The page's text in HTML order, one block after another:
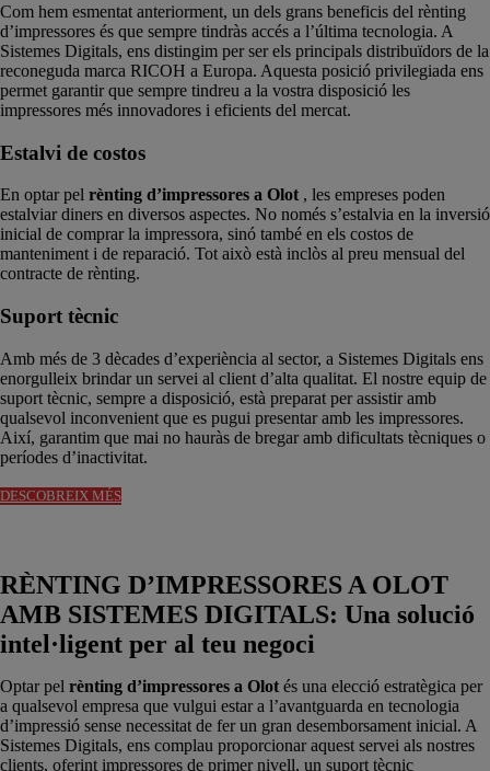
Com hem esmentat anteriorment, un dels grans beneficis del rènting
d’impressores és que sempre tindràs accés a l’última tecnologia. A
Sistemes Digitals, ens distingim per ser els principals distribuïdors de la
reconeguda marca RICOH a Europa. Aquesta posició privilegiada ens
permet garantir que sempre tindreu a la vostra disposició les
impressores més innovadores i eficients del mercat.
Estalvi de costos
En optar pel rènting d’impressores a Olot , les empreses poden
estalviar diners en diversos aspectes. No només s’estalvia en la inversió
inicial de comprar la impressora, sinó també en els costos de
manteniment i de reparació. Tot això està inclòs al preu mensual del
contracte de rènting.
Suport tècnic
Amb més de 3 dècades d’experiència al sector, a Sistemes Digitals ens
enorgulleix brindar un servei al client d’alta qualitat. El nostre equip de
suport tècnic, sempre a disposició, està preparat per assistir amb
qualsevol inconvenient que es pugui presentar amb les impressores.
Així, garantim que mai no hauràs de bregar amb dificultats tècniques o
períodes d’inactivitat.
DESCOBREIX MÉS
RÈNTING D’IMPRESSORES A OLOT
AMB SISTEMES DIGITALS: Una solució
intel·ligent per al teu negoci
Optar pel rènting d’impressores a Olot és una elecció estratègica per
a qualsevol empresa que vulgui estar a l’avantguarda en tecnologia
d’impressió sense necessitat de fer un gran desemborsament inicial. A
Sistemes Digitals, ens complau proporcionar aquest servei als nostres
clients, oferint impressores de primer nivell, un suport tècnic